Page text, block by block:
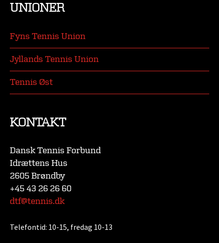
UNIONER
Fyns Tennis Union
Jyllands Tennis Union
Tennis Øst
KONTAKT
Dansk Tennis Forbund
Idrættens Hus
2605 Brøndby
+45 43 26 26 60
dtf@tennis.dk
Telefontid: 10-15, fredag 10-13